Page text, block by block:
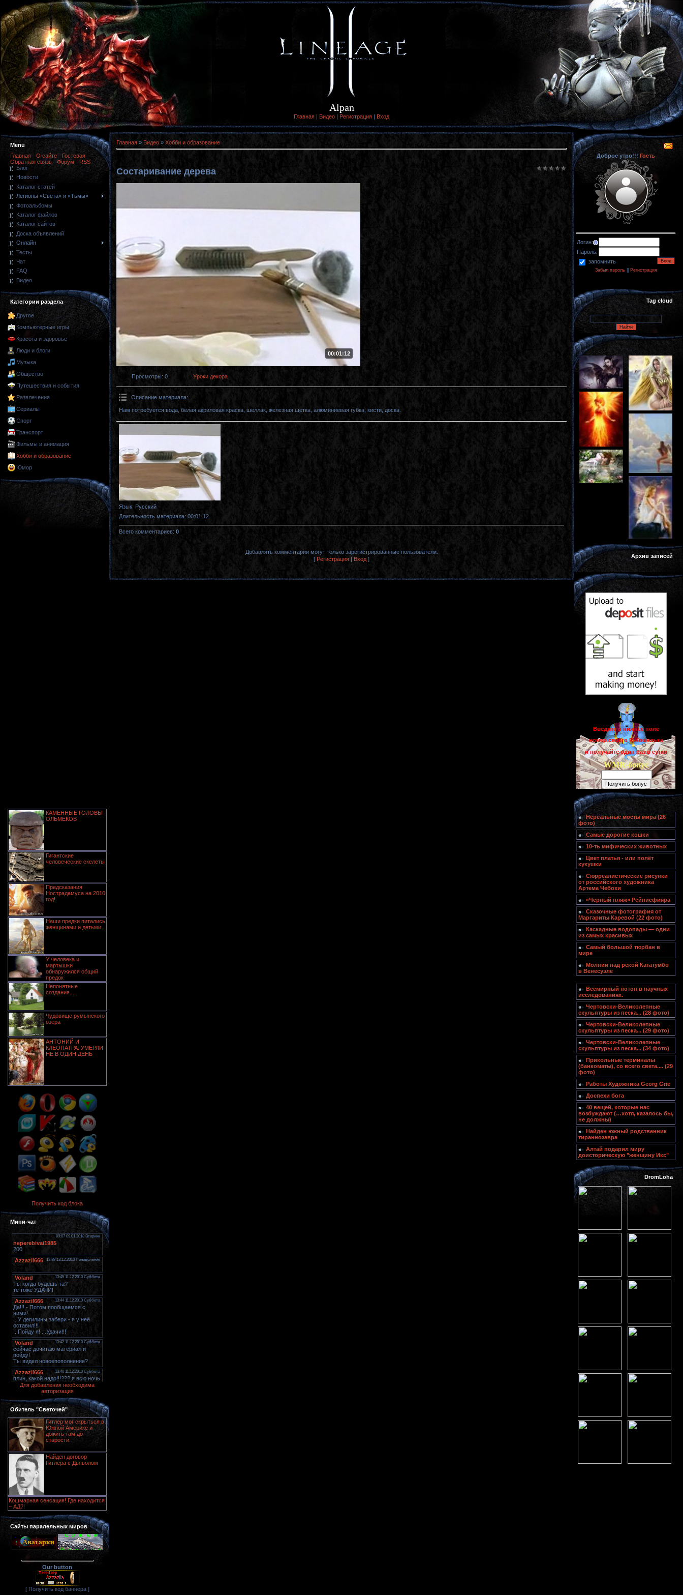
Alpan
Главная | Видео | Регистрация | Вход
Menu
Главная
О сайте
Гостевая
Обратная связь
Форум
RSS
Блог
Новости
Каталог статей
Легионы «Света» и «Тьмы»
Фотоальбомы
Каталог файлов
Каталог сайтов
Доска объявлений
Онлайн
Тесты
Чат
FAQ
Видео
Категории раздела
Другое
Компьютерные игры
Красота и здоровье
Люди и блоги
Музыка
Общество
Путешествия и события
Развлечения
Сериалы
Спорт
Транспорт
Фильмы и анимация
Хобби и образование
Юмор
КАМЕННЫЕ ГОЛОВЫ
ОЛЬМЕКОВ
Гигантские
человеческие скелеты
Предсказания
Нострадамуса на 2010
год!
Наши предки питались
женщинами и детьми...
У человека и
мартышки
обнаружился общий
предок
Непонятные
создания...
Чудовище румынского
озера
АНТОНИЙ И
КЛЕОПАТРА: УМЕРЛИ
НЕ В ОДИН ДЕНЬ
Получить код блока
Мини-чат
Для добавления необходима
авторизация
Обитель "Светочей"
Гитлер мог скрыться в
Южной Америке и
дожить там до
старости.
Найден договор
Гитлера с Дьяволом
Кошмарная сенсация! Где находится
– АД?!
Сайты паралельных миров
Our button
[ Получить код баннера ]
Главная » Видео » Хобби и образование
Состаривание дерева
00:01:12
Просмотры: 0 Уроки декора
Описание материала:
Нам потребуется:вода, белая акриловая краска, шеллак, железная щетка, алюминиевая губка, кисти, доска.
Язык: Русский
Длительность материала: 00:01:12
Всего комментариев: 0
Добавлять комментарии могут только зарегистрированные пользователи.
[ Регистрация | Вход ]
Доброе утро!!! Гость
Логин:
Пароль:
запомнить
Забыл пароль|| Регистрация
Tag cloud
Архив записей
Введите в нижнее поле
номер своего R-Кошелька
и получайте один раз в сутки
WMR-бонус
Нереальные мосты мира (26
фото)
Самые дорогие кошки
10-ть мифических животных
Цвет платья - или полёт
кукушки
Сюрреалистические рисунки
от российского художника
Артема Чебохи
«Черный пляж» Рейнисфияра
Сказочные фотография от
Маргариты Каревой (22 фото)
Каскадные водопады — одни
из самых красивых
Самый большой тюрбан в
мире
Молнии над рекой Кататумбо
в Венесуэле
Всемирный потоп в научных
исследованиях.
Чертовски-Великолепные
скульптуры из песка... (28 фото)
Чертовски-Великолепные
скульптуры из песка... (29 фото)
Чертовски-Великолепные
скульптуры из песка... (34 фото)
Прикольные терминалы
(банкоматы), со всего света.... (29
фото)
Работы Художника Georg Grie
Доспехи бога
40 вещей, которые нас
возбуждают (…хотя, казалось бы,
не должны)
Найден южный родственник
тираннозавра
Алтай подарил миру
доисторическую "женщину Икс"
DromLoha